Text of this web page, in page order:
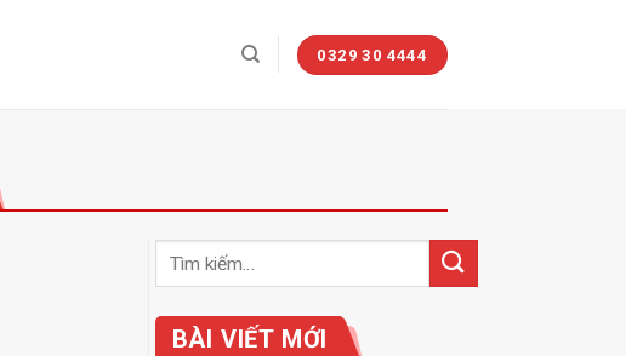
0329 30 4444
BÀI VIẾT MỚI